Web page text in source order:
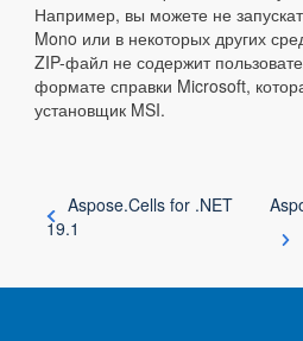
Например, вы можете не
Mono или в некоторых других
ZIP-файл не содержит
формате справки Microsoft,
установщик MSI.
Aspose.Cells for .NET
19.1